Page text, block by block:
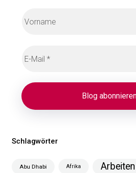
Schlagwörter
Abu Dhabi Afrika Arbeiten